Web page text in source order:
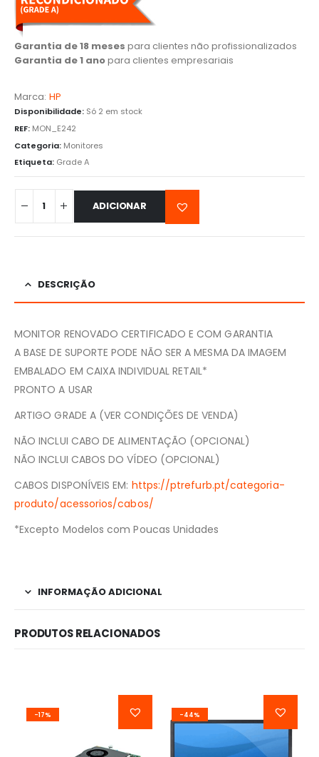
Garantia de 18 meses para clientes não profissionalizados
Garantia de 1 anopara clientes empresariais
Marca: HP
Disponibilidade: Só 2 em stock
REF: MON_E242
Categoria: Monitores
Etiqueta: Grade A
ADICIONAR
DESCRIÇÃO
MONITOR RENOVADO CERTIFICADO E COM GARANTIA
A BASE DE SUPORTE PODE NÃO SER A MESMA DA IMAGEM
EMBALADO EM CAIXA INDIVIDUAL RETAIL*
PRONTO A USAR
ARTIGO GRADE A (VER CONDIÇÕES DE VENDA)
NÃO INCLUI CABO DE ALIMENTAÇÃO (OPCIONAL)
NÃO INCLUI CABOS DO VÍDEO (OPCIONAL)
CABOS DISPONÍVEIS EM: https://ptrefurb.pt/categoria-
produto/acessorios/cabos/
*Excepto Modelos com Poucas Unidades
INFORMAÇÃO ADICIONAL
PRODUTOS RELACIONADOS
-17% -44%